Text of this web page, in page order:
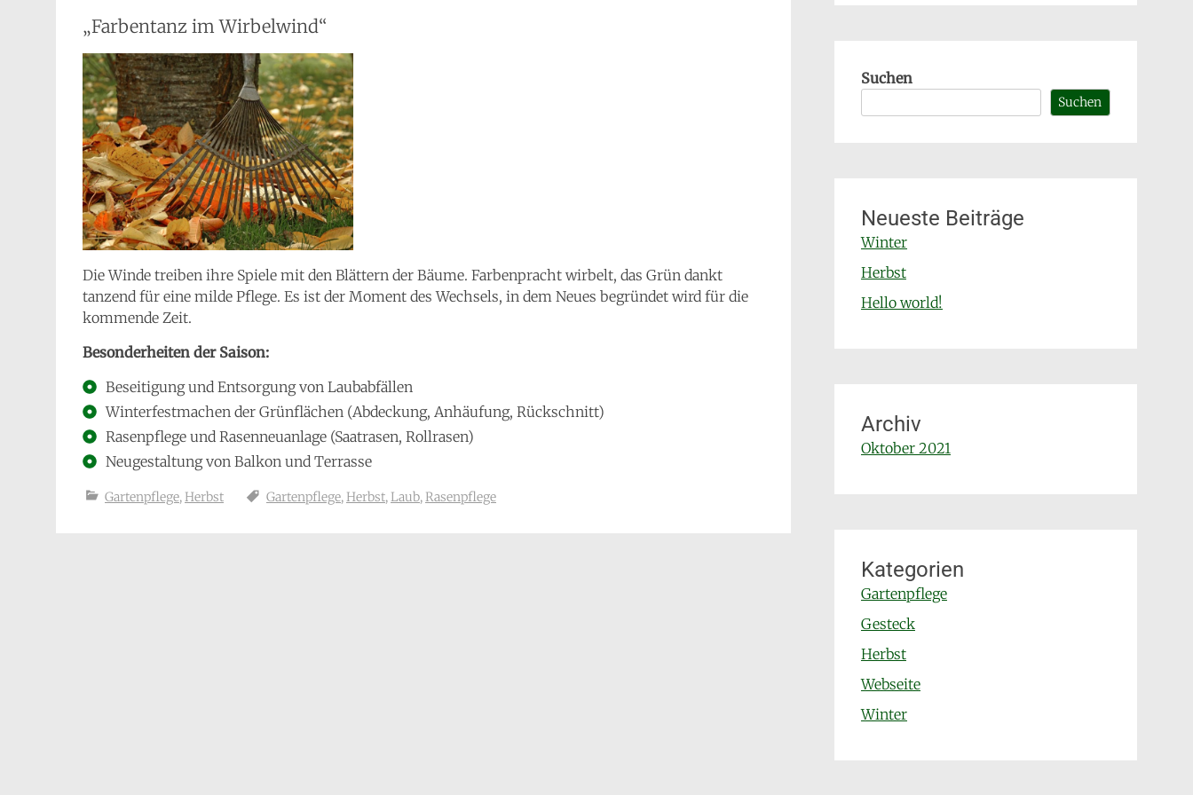
„Farbentanz im Wirbelwind“
Die Winde treiben ihre Spiele mit den Blättern der Bäume. Farbenpracht wirbelt, das Grün dankt
tanzend für eine milde Pflege. Es ist der Moment des Wechsels, in dem Neues begründet wird für die
kommende Zeit.
Besonderheiten der Saison:
Beseitigung und Entsorgung von Laubabfällen
Winterfestmachen der Grünflächen (Abdeckung, Anhäufung, Rückschnitt)
Rasenpflege und Rasenneuanlage (Saatrasen, Rollrasen)
Neugestaltung von Balkon und Terrasse
Gartenpflege, Herbst Gartenpflege, Herbst, Laub, Rasenpflege
Suchen
Suchen
Neueste Beiträge
Winter
Herbst
Hello world!
Archiv
Oktober 2021
Kategorien
Gartenpflege
Gesteck
Herbst
Webseite
Winter